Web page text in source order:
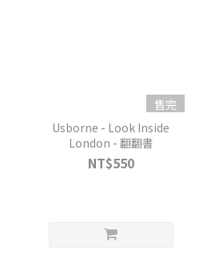
售完
Usborne - Look Inside
London - 翻翻書
NT$550